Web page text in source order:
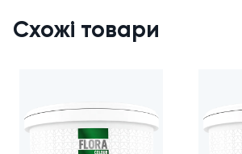
Обираємо фасування
2.5 кг— гідроізоляція однієї кімнати
гаражі (? 8–16 м?)
Схожі товари